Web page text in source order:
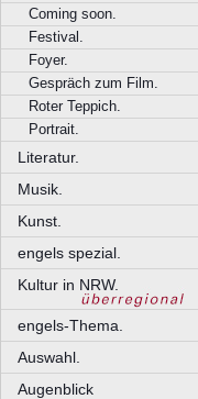
Coming soon.
Festival.
Foyer.
Gespräch zum Film.
Roter Teppich.
Portrait.
Literatur.
Musik.
Kunst.
engels spezial.
Kultur in NRW.
engels-Thema.
Auswahl.
Augenblick